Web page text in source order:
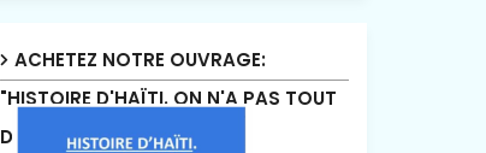
ACHETEZ NOTRE OUVRAGE:
"HISTOIRE D'HAÏTI. ON N'A PAS TOUT
DIT"!.